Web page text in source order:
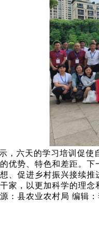
，六天的学习培训促
优势、特色和差距。
、促进乡村振兴接续
家，以更加科学的理
：县农业农村局 编辑